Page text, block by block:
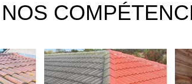
NOS